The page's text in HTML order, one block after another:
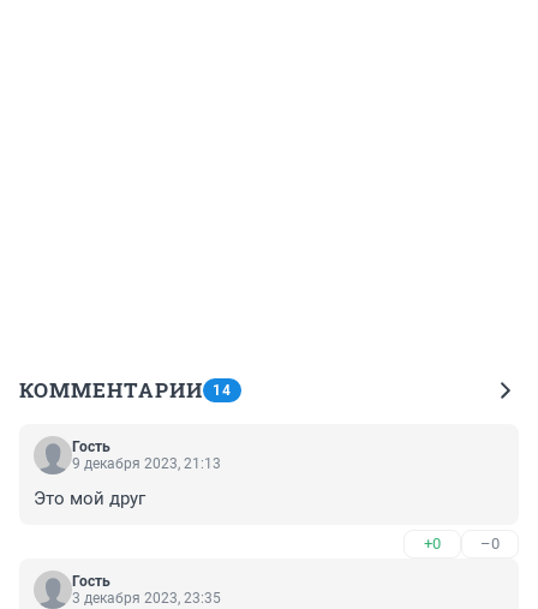
КОММЕНТАРИИ 14
Гость
9 декабря 2023, 21:13
Это мой друг
+0 –0
Гость
3 декабря 2023, 23:35